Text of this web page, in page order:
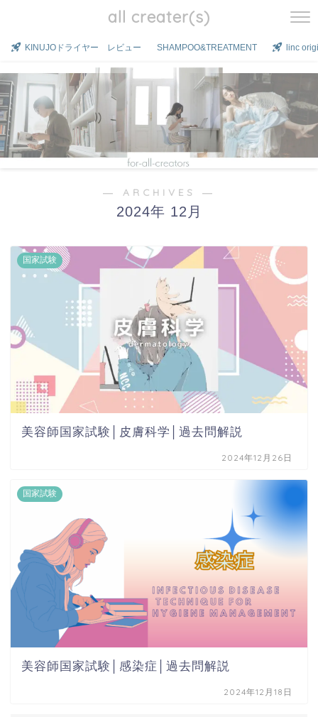
all creater(s)
KINUJOドライヤー レビュー SHAMPOO&TREATMENT linc
― ARCHIVES ―
2024年 12月
国家試験
美容師国家試験│皮膚科学│過去問解説
2024年12月26日
国家試験
美容師国家試験│感染症│過去問解説
2024年12月18日